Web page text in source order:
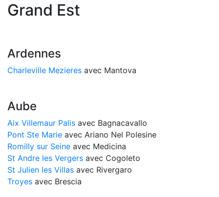
Grand Est
Ardennes
Charleville Mezieres avec Mantova
Aube
Aix Villemaur Palis avec Bagnacavallo
Pont Ste Marie avec Ariano Nel Polesine
Romilly sur Seine avec Medicina
St Andre les Vergers avec Cogoleto
St Julien les Villas avec Rivergaro
Troyes avec Brescia